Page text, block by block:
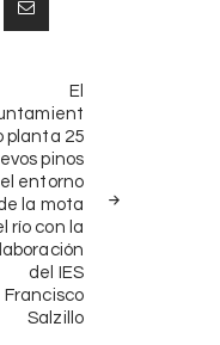
El
planta 25
pinos
entorno
la mota
río con la
del IES
Francisco
Salzillo